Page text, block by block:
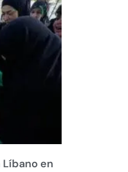
en